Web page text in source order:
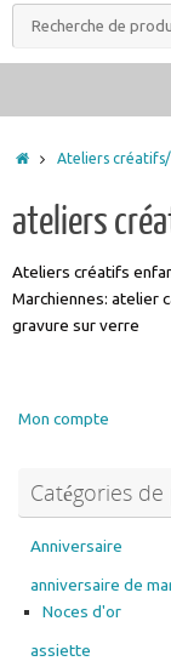
Recherche
pour :
Accueil
Ateliers
ateliers
Ateliers créatifs
Marchiennes: atelier
gravure sur verre
Mon compte
Catégories
Anniversaire
anniversaire de
Noces d'or
assiette